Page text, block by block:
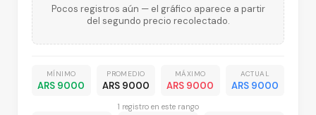
Pocos registros aún — el gráfico aparece a partir
del segundo precio recolectado.
MÍNIMO
ARS 9000
PROMEDIO
ARS 9000
MÁXIMO
ARS 9000
ACTUAL
ARS 9000
1 registro en este rango